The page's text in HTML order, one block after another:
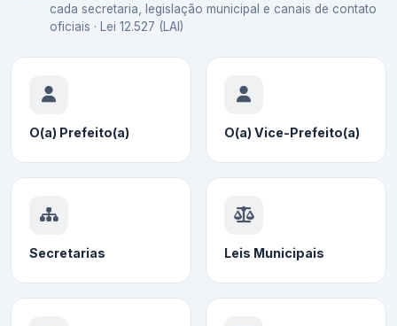
cada secretaria, legislação municipal e canais de contato
oficiais · Lei 12.527 (LAI)
O(a) Prefeito(a) O(a) Vice-Prefeito(a)
Secretarias Leis Municipais